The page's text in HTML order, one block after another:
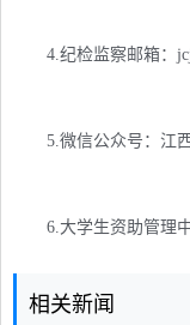
4.纪检监察邮箱：
5.微信公众号：江西
6.大学生资助管理中
相关新闻